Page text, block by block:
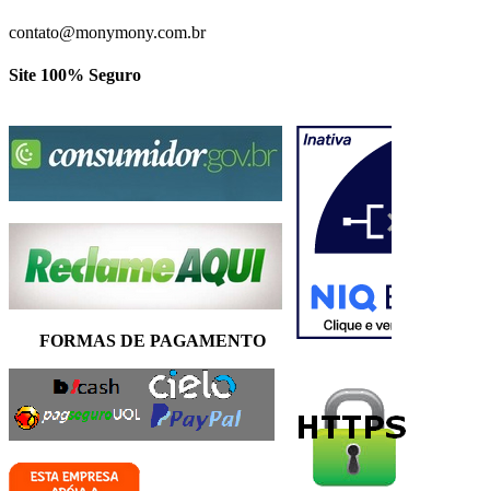
contato@monymony.com.br
Site 100% Seguro
FORMAS DE PAGAMENTO